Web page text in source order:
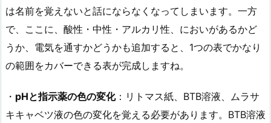
は名前を覚えないと話にならなくなってしまいます。一方
で、ここに、酸性・中性・アルカリ性、においがあるかど
うか、電気を通すかどうかも追加すると、1つの表でかなり
の範囲をカバーできる表が完成しますね。
・ pHと指示薬の色の変化：リトマス紙、BTB溶液、ムラサ
キキャベツ液の色の変化を覚える必要があります。BTB溶液